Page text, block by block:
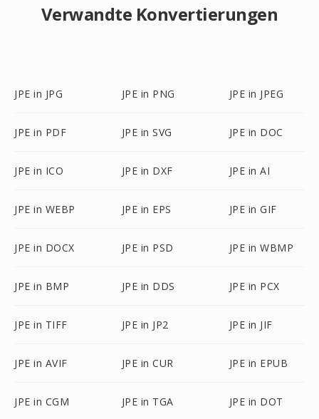
Verwandte Konvertierungen
JPE in JPG JPE in PNG JPE in JPEG
JPE in PDF JPE in SVG JPE in DOC
JPE in ICO JPE in DXF JPE in AI
JPE in WEBP JPE in EPS JPE in GIF
JPE in DOCX JPE in PSD JPE in WBMP
JPE in BMP JPE in DDS JPE in PCX
JPE in TIFF JPE in JP2 JPE in JIF
JPE in AVIF JPE in CUR JPE in EPUB
JPE in CGM JPE in TGA JPE in DOT